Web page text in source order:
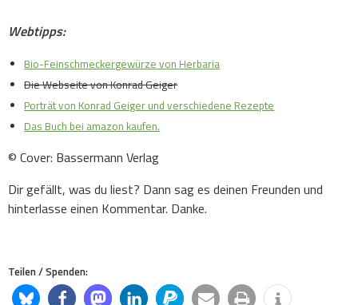
Webtipps:
Bio-Feinschmeckergewürze von Herbaria
Die Webseite von Konrad Geiger
Porträt von Konrad Geiger und verschiedene Rezepte
Das Buch bei amazon kaufen.
© Cover: Bassermann Verlag
Dir gefällt, was du liest? Dann sag es deinen Freunden und
hinterlasse einen Kommentar. Danke.
Teilen / Spenden: